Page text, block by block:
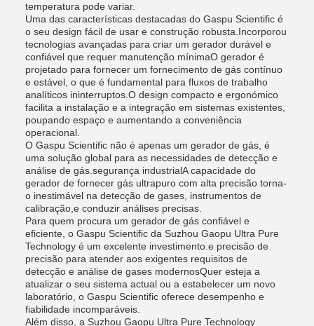
temperatura pode variar.
Uma das características destacadas do Gaspu Scientific é
o seu design fácil de usar e construção robusta.Incorporou
tecnologias avançadas para criar um gerador durável e
confiável que requer manutenção mínimaO gerador é
projetado para fornecer um fornecimento de gás contínuo
e estável, o que é fundamental para fluxos de trabalho
analíticos ininterruptos.O design compacto e ergonómico
facilita a instalação e a integração em sistemas existentes,
poupando espaço e aumentando a conveniência
operacional.
O Gaspu Scientific não é apenas um gerador de gás, é
uma solução global para as necessidades de detecção e
análise de gás.segurança industrialA capacidade do
gerador de fornecer gás ultrapuro com alta precisão torna-
o inestimável na detecção de gases, instrumentos de
calibração,e conduzir análises precisas.
Para quem procura um gerador de gás confiável e
eficiente, o Gaspu Scientific da Suzhou Gaopu Ultra Pure
Technology é um excelente investimento.e precisão de
precisão para atender aos exigentes requisitos de
detecção e análise de gases modernosQuer esteja a
atualizar o seu sistema actual ou a estabelecer um novo
laboratório, o Gaspu Scientific oferece desempenho e
fiabilidade incomparáveis.
Além disso, a Suzhou Gaopu Ultra Pure Technology